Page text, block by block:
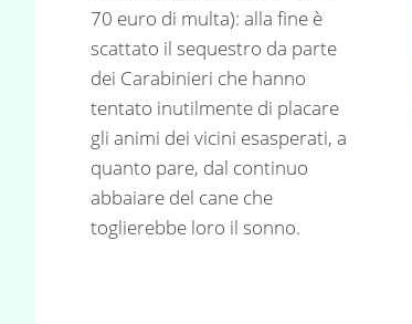
70 euro di multa): alla fine è
scattato il sequestro da parte
dei Carabinieri che hanno
tentato inutilmente di placare
gli animi dei vicini esasperati, a
quanto pare, dal continuo
abbaiare del cane che
toglierebbe loro il sonno.